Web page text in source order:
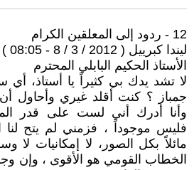
12 - ردود إلى المعلقين الكرام
ليندا كبرييل ( 2012 / 3 / 8 - 08:05 )
الأستاذ الحكيم البابلي المحترم
لا تشد يدك بي كثيراً يا أستاذ، أي
جمباز ؟ كنت أقلد غيري وأحاول
وأنا أدرك أني لست على قدر
فليس موجوداً ، فزمني لم يتح لنا
مائلاً بكل الصور، لا إمكانيات لا
الخطاب القومي هو الأقوى ، وإن